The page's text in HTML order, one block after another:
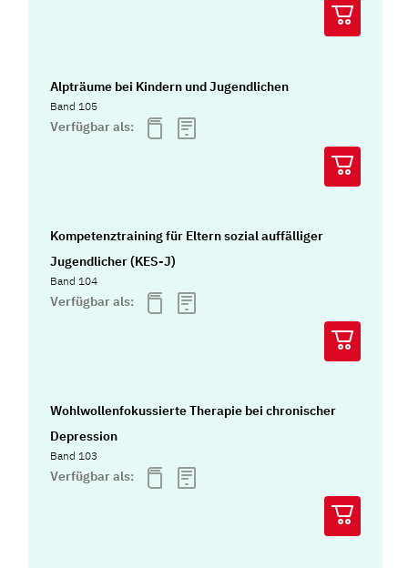
Alpträume bei Kindern und Jugendlichen
Band 105
Verfügbar als:
Kompetenztraining für Eltern sozial auffälliger
Jugendlicher (KES-J)
Band 104
Verfügbar als:
Wohlwollenfokussierte Therapie bei chronischer
Depression
Band 103
Verfügbar als: